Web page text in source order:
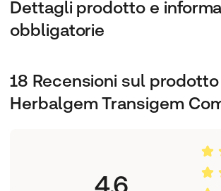
Dettagli prodotto e
obbligatorie
18 Recensioni sul prodotto
Herbalgem Transigem
4,6